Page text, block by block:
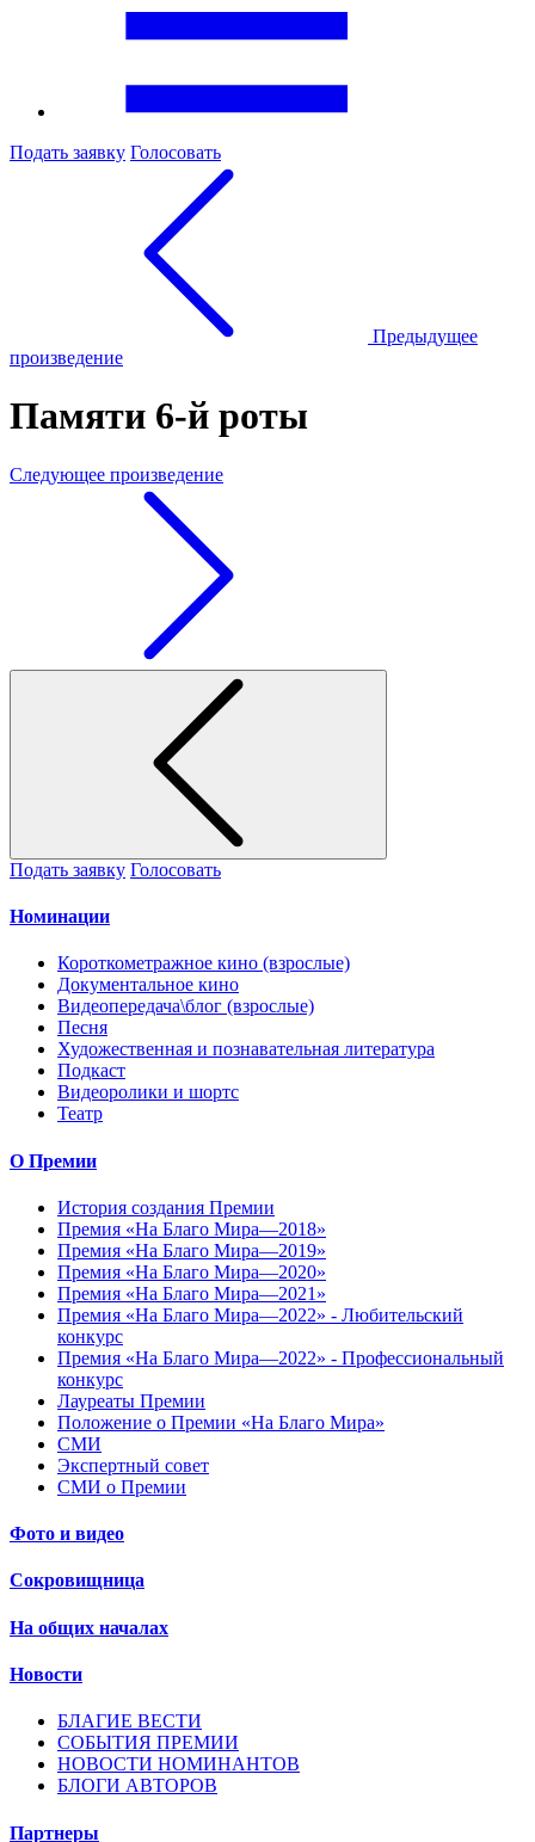
Подать заявку Голосовать
Предыдущее
произведение
Памяти 6-й роты
Следующее произведение
Подать заявку Голосовать
Номинации
Короткометражное кино (взрослые)
Документальное кино
Видеопередача\блог (взрослые)
Песня
Художественная и познавательная литература
Подкаст
Видеоролики и шортс
Театр
О Премии
История создания Премии
Премия «На Благо Мира—2018»
Премия «На Благо Мира—2019»
Премия «На Благо Мира—2020»
Премия «На Благо Мира—2021»
Премия «На Благо Мира—2022» - Любительский
конкурс
Премия «На Благо Мира—2022» - Профессиональный
конкурс
Лауреаты Премии
Положение о Премии «На Благо Мира»
СМИ
Экспертный совет
СМИ о Премии
Фото и видео
Сокровищница
На общих началах
Новости
БЛАГИЕ ВЕСТИ
СОБЫТИЯ ПРЕМИИ
НОВОСТИ НОМИНАНТОВ
БЛОГИ АВТОРОВ
Партнеры